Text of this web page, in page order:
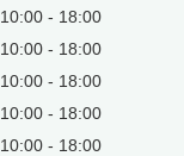
10:00
18:00
10:00
18:00
10:00
18:00
10:00
18:00
10:00
18:00